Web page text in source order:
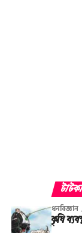
ধনবিজ্ঞান
কৃষি